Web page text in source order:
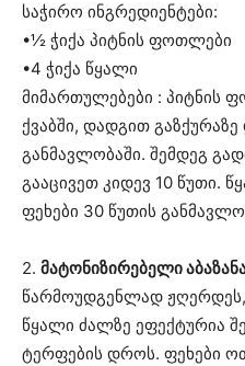
საჭირო ინგრედიენტები:
•½ ჭიქა პიტნის ფოთლები
•4 ჭიქა წყალი
მიმართულებები : პიტნის
ქვაბში, დადგით
განმავლობაში. შემდეგ
გააცივეთ კიდევ 10 წუთი.
ფეხები 30 წუთის
2. მატონიზირებელი
წარმოუდგენლად
წყალი ძალზე ეფექტურია
ტერფების დროს. ფეხები